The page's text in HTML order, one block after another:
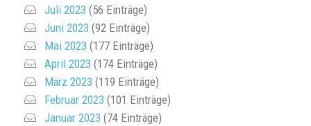
Juli 2023 (56 Einträge)
Juni 2023 (92 Einträge)
Mai 2023 (177 Einträge)
April 2023 (174 Einträge)
März 2023 (119 Einträge)
Februar 2023 (101 Einträge)
Januar 2023 (74 Einträge)